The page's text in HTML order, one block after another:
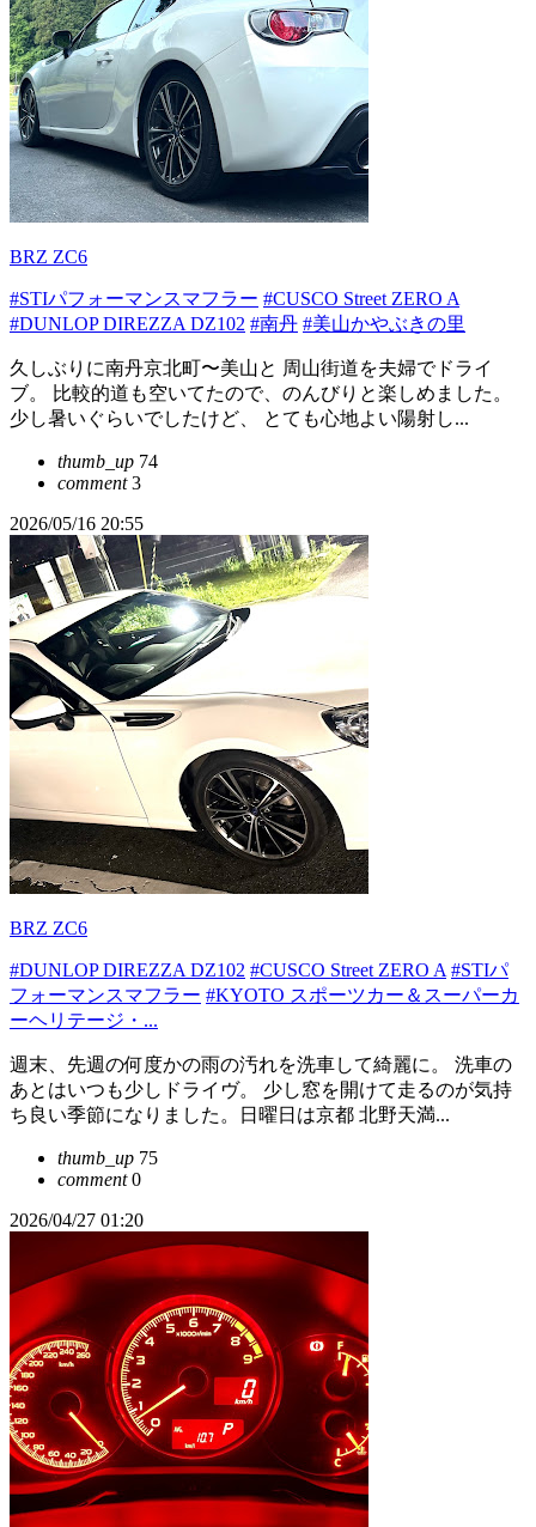
BRZ ZC6
#STIパフォーマンスマフラー #CUSCO Street ZERO A
#DUNLOP DIREZZA DZ102 #南丹 #美山かやぶきの里
久しぶりに南丹京北町〜美山と 周山街道を夫婦でドライ
ブ。 比較的道も空いてたので、のんびりと楽しめました。
少し暑いぐらいでしたけど、 とても心地よい陽射し...
thumb_up 74
comment3
2026/05/16 20:55
BRZ ZC6
#DUNLOP DIREZZA DZ102 #CUSCO Street ZERO A #STIパ
フォーマンスマフラー #KYOTO スポーツカー＆スーパーカ
ーヘリテージ・...
週末、先週の何度かの雨の汚れを洗車して綺麗に。 洗車の
あとはいつも少しドライヴ。 少し窓を開けて走るのが気持
ち良い季節になりました。日曜日は京都 北野天満...
thumb_up 75
comment0
2026/04/27 01:20